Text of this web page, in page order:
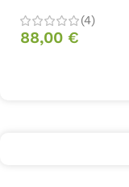
(4)
88,00 €